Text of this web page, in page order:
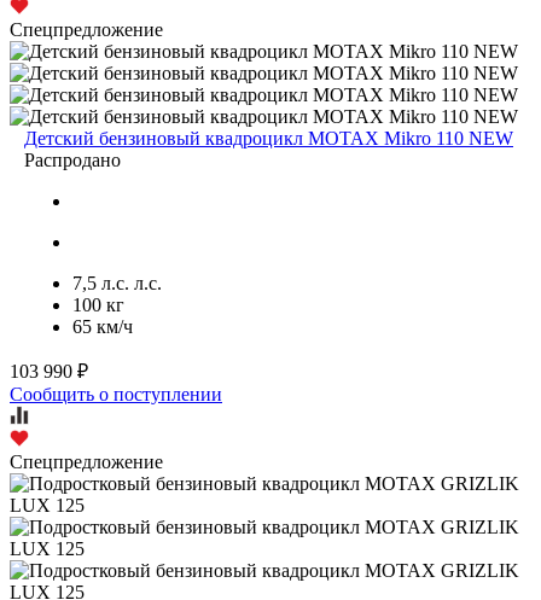
Спецпредложение
Детский бензиновый квадроцикл MOTAX Mikro 110 NEW
Распродано
7,5 л.с. л.с.
100 кг
65 км/ч
103 990 ₽
Сообщить о поступлении
Спецпредложение